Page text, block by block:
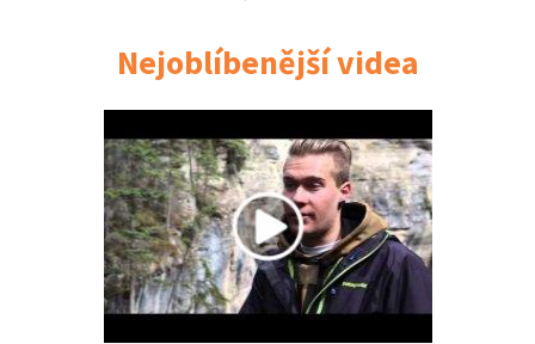
Nejoblíbenější videa